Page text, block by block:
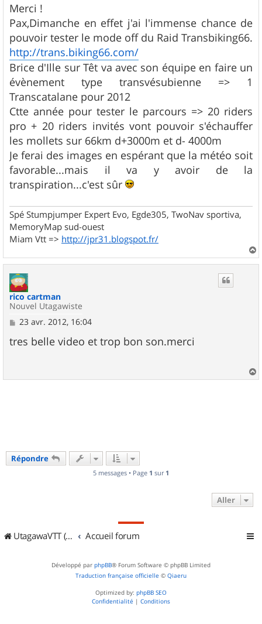
s
s
a
g
e
Merci !
Pax,Dimanche en effet j'ai l'immense chance de
pouvoir tester le mode off du Raid Transbiking66.
http://trans.biking66.com/
Brice d'Ille sur Têt va avec son équipe en faire un
évènement type transvésubienne => 1
Transcatalane pour 2012
Ctte année pour tester le parcours => 20 riders
pro + 20 riders invités vont pouvoir s'échauffer
les mollets sur 66km d+3000m et d- 4000m
Je ferai des images en espérant que la météo soit
favorable...mais il va y avoir de la
transpiration...c'est sûr
Spé Stumpjumper Expert Evo, Egde305, TwoNav sportiva,
MemoryMap sud-ouest
Miam Vtt => http://jpr31.blogspot.fr/
a
rico cartman
Nouvel Utagawiste
M
s
s
e
23 avr. 2012, 16:04
tres belle video et trop bon son.merci
a
Répondre
5 messages • Page 1 sur 1
Aller
UtagawaVTT (Randos VTT et VTTAE avec traces GPS) Accueil forum
Développé par phpBB® Forum Software © phpBB Limited
Traduction française officielle © Qiaeru
Optimized by: phpBB SEO
Confidentialité | Conditions